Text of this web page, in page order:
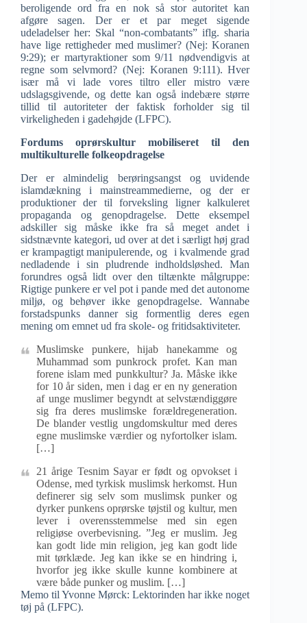
beroligende ord fra en nok så stor autoritet kan
afgøre sagen. Der er et par meget sigende
udeladelser her: Skal “non-combatants” iflg. sharia
have lige rettigheder med muslimer? (Nej: Koranen
9:29); er martyraktioner som 9/11 nødvendigvis at
regne som selvmord? (Nej: Koranen 9:111). Hver
især må vi lade vores tiltro eller mistro være
udslagsgivende, og dette kan også indebære større
tillid til autoriteter der faktisk forholder sig til
virkeligheden i gadehøjde (LFPC).
Fordums oprørskultur mobiliseret til den
multikulturelle folkeopdragelse
Der er almindelig berøringsangst og uvidende
islamdækning i mainstreammedierne, og der er
produktioner der til forveksling ligner kalkuleret
propaganda og genopdragelse. Dette eksempel
adskiller sig måske ikke fra så meget andet i
sidstnævnte kategori, ud over at det i særligt høj grad
er krampagtigt manipulerende, og i kvalmende grad
nedladende i sin pludrende indholdsløshed. Man
forundres også lidt over den tiltænkte målgruppe:
Rigtige punkere er vel pot i pande med det autonome
miljø, og behøver ikke genopdragelse. Wannabe
forstadspunks danner sig formentlig deres egen
mening om emnet ud fra skole- og fritidsaktiviteter.
Muslimske punkere, hijab hanekamme og
Muhammad som punkrock profet. Kan man
forene islam med punkkultur? Ja. Måske ikke
for 10 år siden, men i dag er en ny generation
af unge muslimer begyndt at selvstændiggøre
sig fra deres muslimske forældregeneration.
De blander vestlig ungdomskultur med deres
egne muslimske værdier og nyfortolker islam.
[…]
21 årige Tesnim Sayar er født og opvokset i
Odense, med tyrkisk muslimsk herkomst. Hun
definerer sig selv som muslimsk punker og
dyrker punkens oprørske tøjstil og kultur, men
lever i overensstemmelse med sin egen
religiøse overbevisning. ”Jeg er muslim. Jeg
kan godt lide min religion, jeg kan godt lide
mit tørklæde. Jeg kan ikke se en hindring i,
hvorfor jeg ikke skulle kunne kombinere at
være både punker og muslim. […]
Memo til Yvonne Mørck: Lektorinden har ikke noget
tøj på (LFPC).